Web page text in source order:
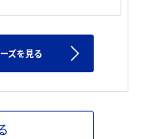
ズを見る